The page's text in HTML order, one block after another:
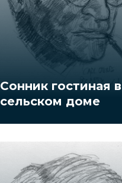
Сонник гостиная в
сельском доме